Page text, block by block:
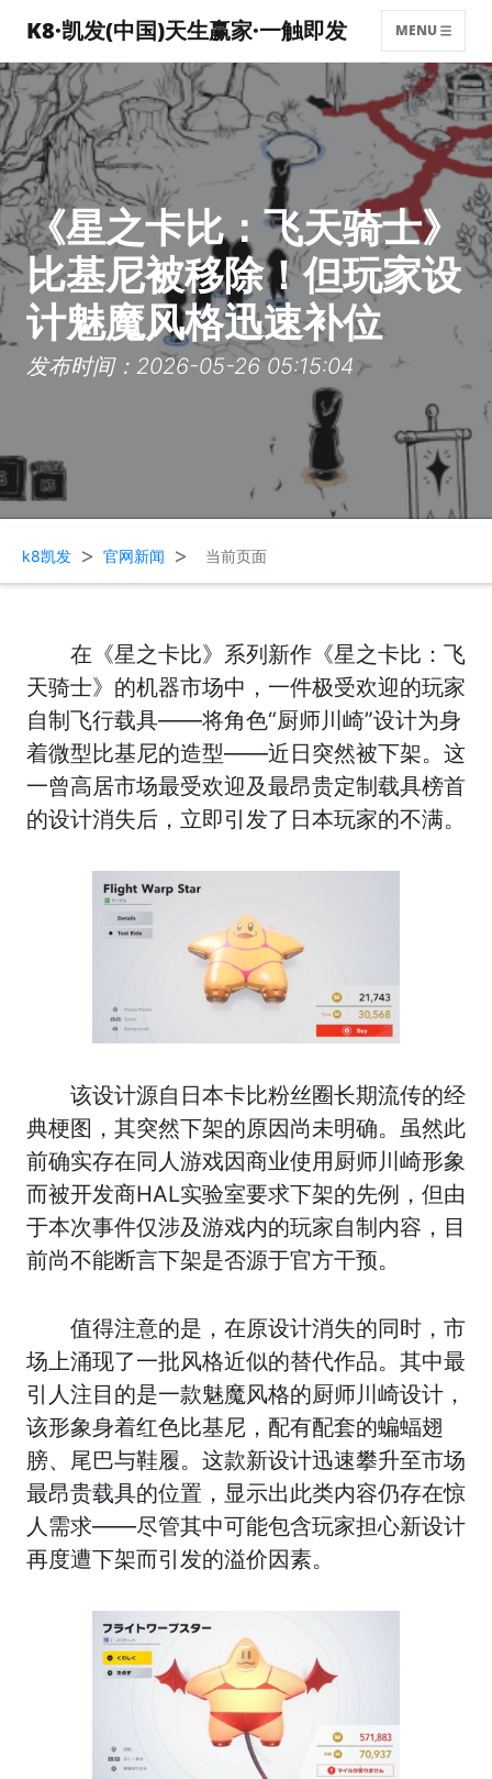
K8·凯发(中国)天生赢家·一触即发 MENU
《星之卡比：飞天骑士》
比基尼被移除！但玩家设
计魅魔风格迅速补位
发布时间：2026-05-26 05:15:04
k8凯发 > 官网新闻 > 当前页面
在《星之卡比》系列新作《星之卡比：飞
天骑士》的机器市场中，一件极受欢迎的玩家
自制飞行载具——将角色“厨师川崎”设计为身
着微型比基尼的造型——近日突然被下架。这
一曾高居市场最受欢迎及最昂贵定制载具榜首
的设计消失后，立即引发了日本玩家的不满。
该设计源自日本卡比粉丝圈长期流传的经
典梗图，其突然下架的原因尚未明确。虽然此
前确实存在同人游戏因商业使用厨师川崎形象
而被开发商HAL实验室要求下架的先例，但由
于本次事件仅涉及游戏内的玩家自制内容，目
前尚不能断言下架是否源于官方干预。
值得注意的是，在原设计消失的同时，市
场上涌现了一批风格近似的替代作品。其中最
引人注目的是一款魅魔风格的厨师川崎设计，
该形象身着红色比基尼，配有配套的蝙蝠翅
膀、尾巴与鞋履。这款新设计迅速攀升至市场
最昂贵载具的位置，显示出此类内容仍存在惊
人需求——尽管其中可能包含玩家担心新设计
再度遭下架而引发的溢价因素。